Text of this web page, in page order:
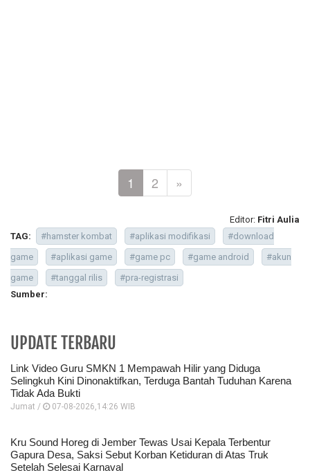
1 2 »
Editor: Fitri Aulia
TAG:
#hamster kombat #aplikasi modifikasi
#download
game
#aplikasi game #game pc #game android
#akun
game
#tanggal rilis
#pra-registrasi
Sumber:
UPDATE TERBARU
Link Video Guru SMKN 1 Mempawah Hilir yang Diduga
Selingkuh Kini Dinonaktifkan, Terduga Bantah Tuduhan Karena
Tidak Ada Bukti
Jumat / 07-08-2026,14:26 WIB
Kru Sound Horeg di Jember Tewas Usai Kepala Terbentur
Gapura Desa, Saksi Sebut Korban Ketiduran di Atas Truk
Setelah Selesai Karnaval